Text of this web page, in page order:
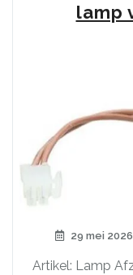
lamp
29 mei 2026
Artikel: Lamp